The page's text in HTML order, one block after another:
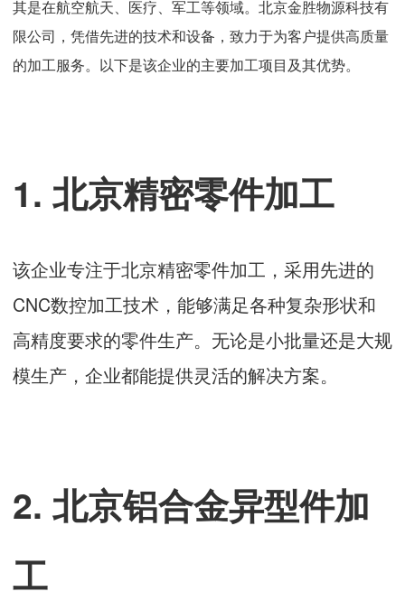
其是在航空航天、医疗、军工等领域。北京金胜物源科技有
限公司，凭借先进的技术和设备，致力于为客户提供高质量
的加工服务。以下是该企业的主要加工项目及其优势。
1. 北京精密零件加工
该企业专注于北京精密零件加工，采用先进的
CNC数控加工技术，能够满足各种复杂形状和
高精度要求的零件生产。无论是小批量还是大规
模生产，企业都能提供灵活的解决方案。
2. 北京铝合金异型件加
工